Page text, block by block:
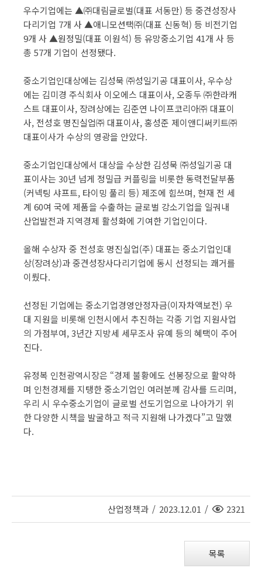
우수기업에는 ▲㈜대림글로벌(대표 서동만) 등 중견성장사
다리기업 7개 사 ▲애니모션택㈜(대표 신동혁) 등 비전기업
9개 사 ▲원정밀(대표 이원석) 등 유망중소기업 41개 사 등
총 57개 기업이 선정됐다.
중소기업인대상에는 김성묵 ㈜성일기공 대표이사, 우수상
에는 김미경 주식회사 이오에스 대표이사, 오종두 ㈜한라캐
스트 대표이사, 장려상에는 김준연 나이프코리아㈜ 대표이
사, 전성호 명진실업㈜ 대표이사, 홍성준 제이앤디써키트㈜
대표이사가 수상의 영광을 안았다.
중소기업인대상에서 대상을 수상한 김성묵 ㈜성일기공 대
표이사는 30년 넘게 정밀급 커플링을 비롯한 동력전달부품
(커넥팅 샤프트, 타이밍 풀리 등) 제조에 힘쓰며, 현재 전 세
계 60여 국에 제품을 수출하는 글로벌 강소기업을 일궈내
산업발전과 지역경제 활성화에 기여한 기업인이다.
올해 수상자 중 전성호 명진실업(주) 대표는 중소기업인대
상(장려상)과 중견성장사다리기업에 동시 선정되는 쾌거를
이뤘다.
선정된 기업에는 중소기업경영안정자금(이자차액보전) 우
대 지원을 비롯해 인천시에서 추진하는 각종 기업 지원사업
의 가점부여, 3년간 지방세 세무조사 유예 등의 혜택이 주어
진다.
유정복 인천광역시장은 “경제 불황에도 선봉장으로 활약하
며 인천경제를 지탱한 중소기업인 여러분께 감사를 드리며,
우리 시 우수중소기업이 글로벌 선도기업으로 나아가기 위
한 다양한 시책을 발굴하고 적극 지원해 나가겠다”고 말했
다.
산업정책과 / 2023.12.01 /
조
회
2321
목록